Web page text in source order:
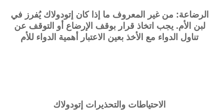
الرضاعة: من غير المعروف ما إذا كان إتودولاك يُفرز في
لبن الأم. يجب اتخاذ قرار بوقف الإرضاع أو التوقف عن
تناول الدواء مع الأخذ بعين الاعتبار أهمية الدواء للأم
الاحتياطات والتحذيرات إتودولاك